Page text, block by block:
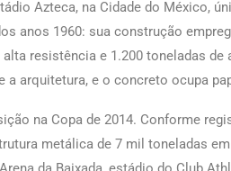
Azteca, na Cidade do México,
anos 1960: sua construção
resistência e 1.200 toneladas
a arquitetura, e o concreto ocupa
na Copa de 2014. Conforme
metálica de 7 mil toneladas